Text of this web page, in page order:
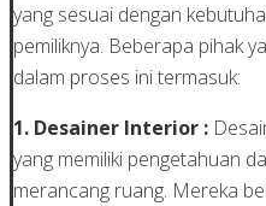
yang sesuai dengan
pemiliknya. Beberapa pihak
dalam proses ini termasuk:
1. Desainer Interior :
yang memiliki pengetahuan
merancang ruang. Mereka